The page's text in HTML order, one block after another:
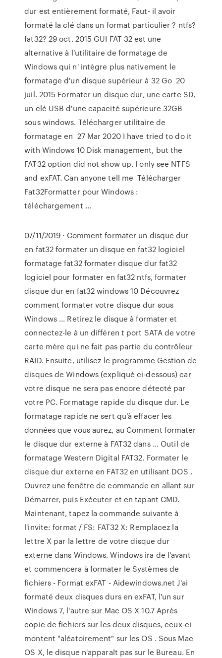
dur est entièrement formaté, Faut- il avoir
formaté la clé dans un format particulier ? ntfs?
fat32? 29 oct. 2015 GUI FAT 32 est une
alternative à l'utilitaire de formatage de
Windows qui n' intègre plus nativement le
formatage d'un disque supérieur à 32 Go 20
juil. 2015 Formater un disque dur, une carte SD,
un clé USB d'une capacité supérieure 32GB
sous windows. Télécharger utilitaire de
formatage en 27 Mar 2020 I have tried to do it
with Windows 10 Disk management, but the
FAT32 option did not show up. I only see NTFS
and exFAT. Can anyone tell me Télécharger
Fat32Formatter pour Windows :
téléchargement ...
07/11/2019 · Comment formater un disque dur
en fat32 formater un disque en fat32 logiciel
formatage fat32 formater disque dur fat32
logiciel pour formater en fat32 ntfs, formater
disque dur en fat32 windows 10 Découvrez
comment formater votre disque dur sous
Windows ... Retirez le disque à formater et
connectez-le à un différen t port SATA de votre
carte mère qui ne fait pas partie du contrôleur
RAID. Ensuite, utilisez le programme Gestion de
disques de Windows (expliqué ci-dessous) car
votre disque ne sera pas encore détecté par
votre PC. Formatage rapide du disque dur. Le
formatage rapide ne sert qu’à effacer les
données que vous aurez, au Comment formater
le disque dur externe à FAT32 dans ... Outil de
formatage Western Digital FAT32. Formater le
disque dur externe en FAT32 en utilisant DOS .
Ouvrez une fenêtre de commande en allant sur
Démarrer, puis Exécuter et en tapant CMD.
Maintenant, tapez la commande suivante à
l'invite: format / FS: FAT32 X: Remplacez la
lettre X par la lettre de votre disque dur
externe dans Windows. Windows ira de l'avant
et commencera à formater le Systèmes de
fichiers - Format exFAT - Aidewindows.net J'ai
formaté deux disques durs en exFAT, l'un sur
Windows 7, l'autre sur Mac OS X 10.7 Après
copie de fichiers sur les deux disques, ceux-ci
montent "aléatoirement" sur les OS . Sous Mac
OS X, le disque n'apparaît pas sur le Bureau. En